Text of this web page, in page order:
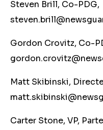
Steven Brill, Co-PDG,
Gordon Crovitz, Co-
Matt Skibinski,
Carter Stone, VP,